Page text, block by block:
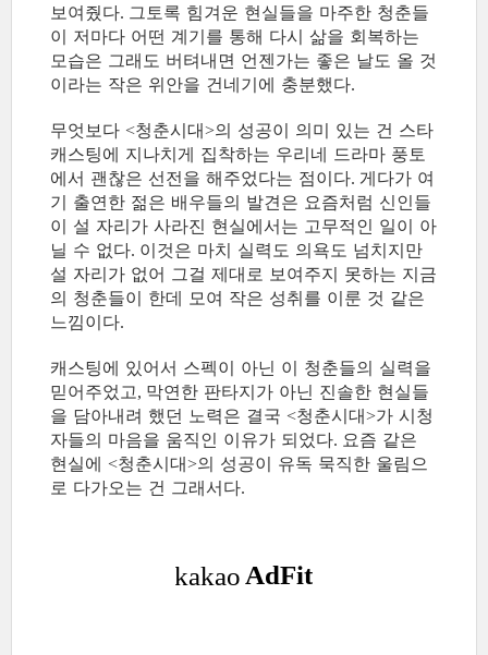
보여줬다. 그토록 힘겨운 현실들을 마주한 청춘들
이 저마다 어떤 계기를 통해 다시 삶을 회복하는
모습은 그래도 버텨내면 언젠가는 좋은 날도 올 것
이라는 작은 위안을 건네기에 충분했다.
무엇보다 <청춘시대>의 성공이 의미 있는 건 스타
캐스팅에 지나치게 집착하는 우리네 드라마 풍토
에서 괜찮은 선전을 해주었다는 점이다. 게다가 여
기 출연한 젊은 배우들의 발견은 요즘처럼 신인들
이 설 자리가 사라진 현실에서는 고무적인 일이 아
닐 수 없다. 이것은 마치 실력도 의욕도 넘치지만
설 자리가 없어 그걸 제대로 보여주지 못하는 지금
의 청춘들이 한데 모여 작은 성취를 이룬 것 같은
느낌이다.
캐스팅에 있어서 스펙이 아닌 이 청춘들의 실력을
믿어주었고, 막연한 판타지가 아닌 진솔한 현실들
을 담아내려 했던 노력은 결국 <청춘시대>가 시청
자들의 마음을 움직인 이유가 되었다. 요즘 같은
현실에 <청춘시대>의 성공이 유독 묵직한 울림으
로 다가오는 건 그래서다.